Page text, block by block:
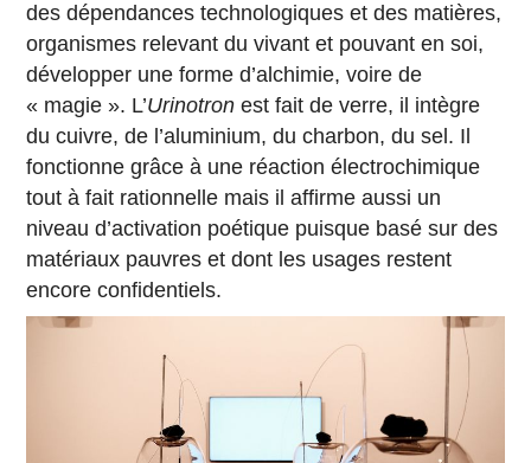
des dépendances technologiques et des matières,
organismes relevant du vivant et pouvant en soi,
développer une forme d’alchimie, voire de
« magie ». L’Urinotron est fait de verre, il intègre
du cuivre, de l’aluminium, du charbon, du sel. Il
fonctionne grâce à une réaction électrochimique
tout à fait rationnelle mais il affirme aussi un
niveau d’activation poétique puisque basé sur des
matériaux pauvres et dont les usages restent
encore confidentiels.